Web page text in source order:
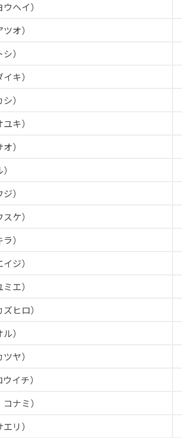
ヘイ）
オ）
）
キ）
）
キ）
）
）
ケ）
）
ジ）
エ）
ヒロ）
）
ヤ）
イチ）
ナミ）
リ）